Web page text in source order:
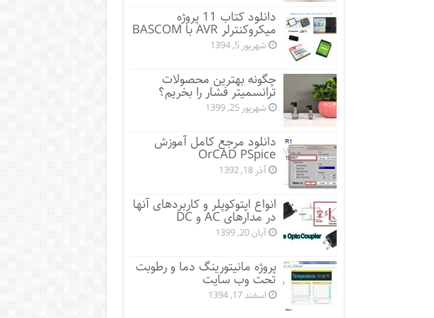
دانلود کتاب 11 پروژه
میکروکنترلر AVR با BASCOM
شهریور 5, 1394
چگونه بهترین محصولات
ترانسمیتر فشار را بخریم؟
شهریور 25, 1399
دانلود مرجع کامل آموزش
OrCAD PSpice
آذر 18, 1392
انواع اپتوکوپلر و کاربردهای آنها
در مدارهای AC و DC
آبان 20, 1399
پروژه مانيتورينگ دما و رطوبت
تحت وب سایت
اسفند 17, 1394